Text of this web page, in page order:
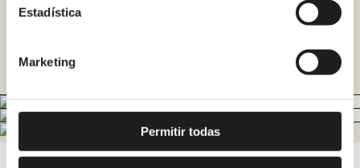
Estadística
Marketing
Permitir todas